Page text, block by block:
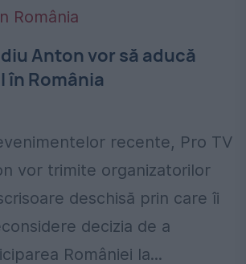
Anton vor să aducă
în România
recente, Pro TV
vor trimite organizatorilor
deschisă prin care îi
decizia de a
României la...